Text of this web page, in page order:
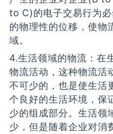
to C)的电子交易行为
的物理性的位移，使物
域。
4.生活领域的物流：在
物流活动，这种物流活
不可少的，也是使生活
个良好的生活环境，保
少的组成部分。生活领
少，但是随着企业对